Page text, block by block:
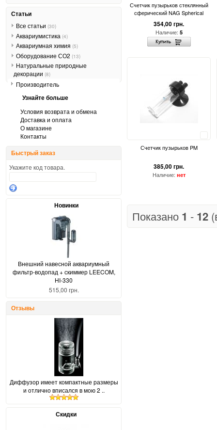
Счетчик пузырьков стеклянный
сферический NAG Spherical
354,00 грн.
Наличие: 5
Счетчик пузырьков PM
385,00 грн.
Наличие: нет
Показано 1 - 12
Статьи
Все статьи (30)
Аквариумистика (4)
Аквариумная химия (5)
Оборудование СО2 (13)
Натуральные природные
декорации (8)
Производитель
Узнайте больше
Условия возврата и обмена
Доставка и оплата
О магазине
Контакты
Быстрый заказ
Укажите код товара.
Новинки
Внешний навесной аквариумный
фильтр-водопад + скиммер LEECOM,
HI-330
515,00 грн.
Отзывы
Диффузор имеет компактные размеры
и отлично вписался в мою 2 ..
Скидки